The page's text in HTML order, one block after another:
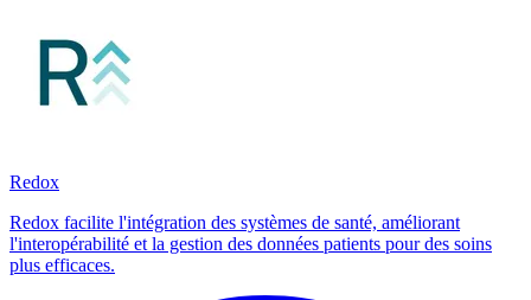
Redox
Redox facilite l'intégration des systèmes de santé, améliorant
l'interopérabilité et la gestion des données patients pour des soins
plus efficaces.